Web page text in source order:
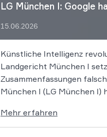
LG München I: Google
15.06.2026
Künstliche Intelligenz
Landgericht München I
Zusammenfassungen
München I (LG München I)
Mehr erfahren